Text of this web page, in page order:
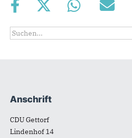
Suchformular
Suche
Fußbereich
Anschrift
CDU Gettorf
Lindenhof 14